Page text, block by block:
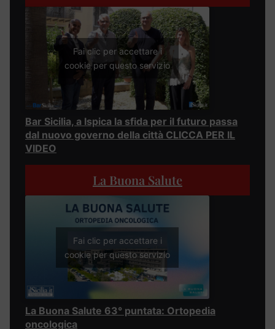
Fai clic per accettare i
cookie per questo servizio
Bar Sicilia, a Ispica la sfida per il futuro passa
dal nuovo governo della città CLICCA PER IL
VIDEO
La Buona Salute
Fai clic per accettare i
cookie per questo servizio
La Buona Salute 63° puntata: Ortopedia
oncologica